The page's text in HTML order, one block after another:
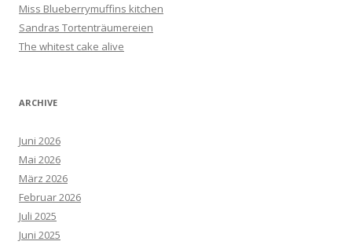
Miss Blueberrymuffins kitchen
Sandras Tortenträumereien
The whitest cake alive
ARCHIVE
Juni 2026
Mai 2026
März 2026
Februar 2026
Juli 2025
Juni 2025